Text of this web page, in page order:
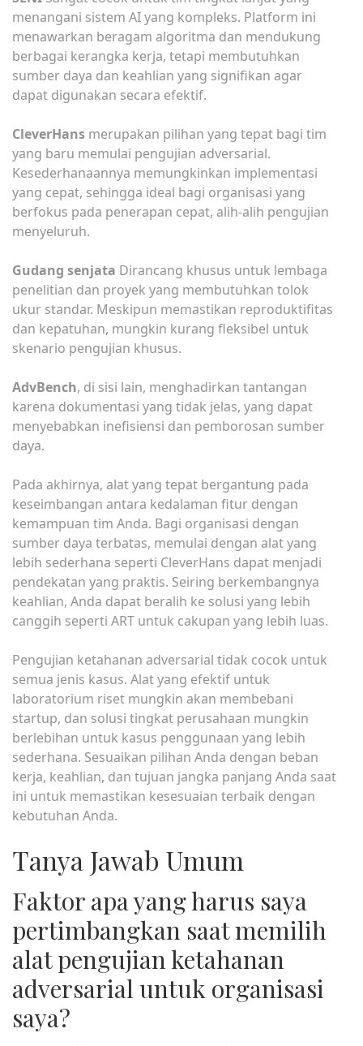
menangani sistem AI yang kompleks. Platform ini
menawarkan beragam algoritma dan mendukung
berbagai kerangka kerja, tetapi membutuhkan
sumber daya dan keahlian yang signifikan agar
dapat digunakan secara efektif.
CleverHans merupakan pilihan yang tepat bagi tim
yang baru memulai pengujian adversarial.
Kesederhanaannya memungkinkan implementasi
yang cepat, sehingga ideal bagi organisasi yang
berfokus pada penerapan cepat, alih-alih pengujian
menyeluruh.
Gudang senjata Dirancang khusus untuk lembaga
penelitian dan proyek yang membutuhkan tolok
ukur standar. Meskipun memastikan reproduktifitas
dan kepatuhan, mungkin kurang fleksibel untuk
skenario pengujian khusus.
AdvBench, di sisi lain, menghadirkan tantangan
karena dokumentasi yang tidak jelas, yang dapat
menyebabkan inefisiensi dan pemborosan sumber
daya.
Pada akhirnya, alat yang tepat bergantung pada
keseimbangan antara kedalaman fitur dengan
kemampuan tim Anda. Bagi organisasi dengan
sumber daya terbatas, memulai dengan alat yang
lebih sederhana seperti CleverHans dapat menjadi
pendekatan yang praktis. Seiring berkembangnya
keahlian, Anda dapat beralih ke solusi yang lebih
canggih seperti ART untuk cakupan yang lebih luas.
Pengujian ketahanan adversarial tidak cocok untuk
semua jenis kasus. Alat yang efektif untuk
laboratorium riset mungkin akan membebani
startup, dan solusi tingkat perusahaan mungkin
berlebihan untuk kasus penggunaan yang lebih
sederhana. Sesuaikan pilihan Anda dengan beban
kerja, keahlian, dan tujuan jangka panjang Anda saat
ini untuk memastikan kesesuaian terbaik dengan
kebutuhan Anda.
Tanya Jawab Umum
Faktor apa yang harus saya
pertimbangkan saat memilih
alat pengujian ketahanan
adversarial untuk organisasi
saya?